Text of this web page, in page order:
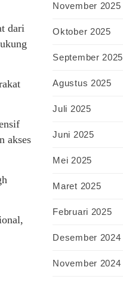
dari
akses
November 2025
Oktober 2025
September 2025
Agustus 2025
Juli 2025
Juni 2025
Mei 2025
Maret 2025
Februari 2025
Desember 2024
November 2024